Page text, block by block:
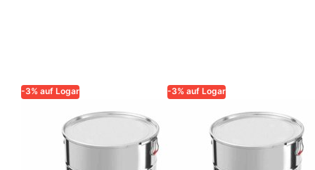
-3% auf Logar
LOGAR – QUALITÄT UND
ZUVERLÄSSIGKEIT FÜR
-3% auf Logar
LOGAR – QUALITÄT UND
ZUVERLÄSSIGKEIT FÜR